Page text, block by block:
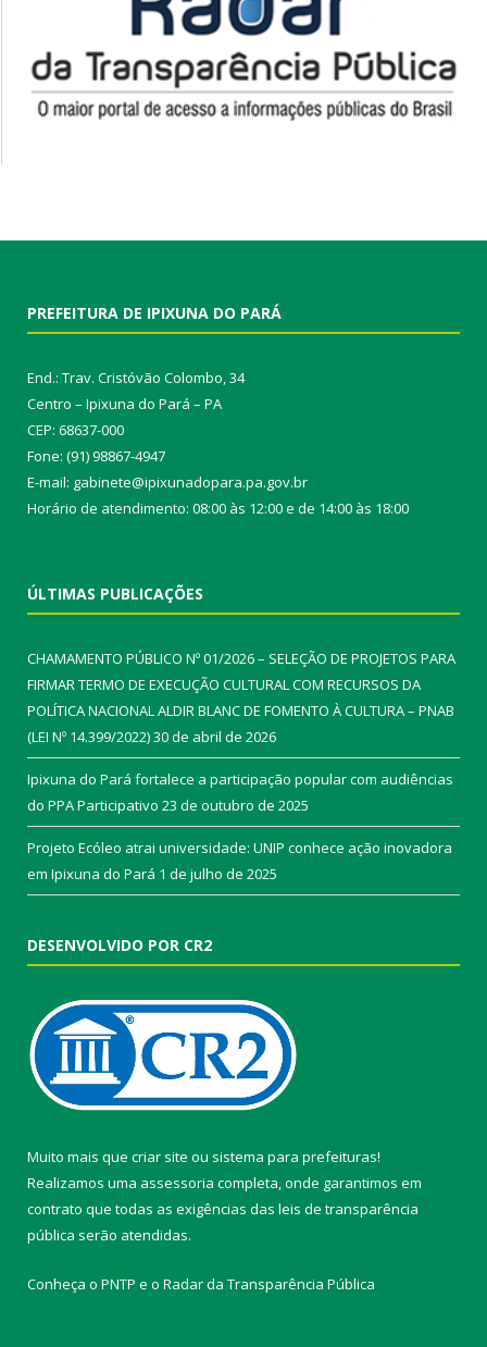
PREFEITURA DE IPIXUNA DO PARÁ
End.: Trav. Cristóvão Colombo, 34
Centro – Ipixuna do Pará – PA
CEP: 68637-000
Fone: (91) 98867-4947
E-mail: gabinete@ipixunadopara.pa.gov.br
Horário de atendimento: 08:00 às 12:00 e de 14:00 às 18:00
ÚLTIMAS PUBLICAÇÕES
CHAMAMENTO PÚBLICO Nº 01/2026 – SELEÇÃO DE PROJETOS PARA
FIRMAR TERMO DE EXECUÇÃO CULTURAL COM RECURSOS DA
POLÍTICA NACIONAL ALDIR BLANC DE FOMENTO À CULTURA – PNAB
(LEI Nº 14.399/2022)30 de abril de 2026
Ipixuna do Pará fortalece a participação popular com audiências
do PPA Participativo 23 de outubro de 2025
Projeto Ecóleo atrai universidade: UNIP conhece ação inovadora
em Ipixuna do Pará 1 de julho de 2025
DESENVOLVIDO POR CR2
Muito mais que criar site ou sistema para prefeituras!
Realizamos uma assessoria completa, onde garantimos em
contrato que todas as exigências das leis de transparência
pública serão atendidas.
Conheça o PNTP e o Radar da Transparência Pública